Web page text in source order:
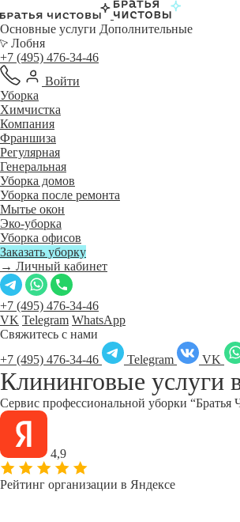
Основные услуги Дополнительные
Лобня
+7 (495) 476-34-46
Войти
Уборка
Химчистка
Компания
Франшиза
Регулярная
Генеральная
Уборка домов
Уборка после ремонта
Мытье окон
Эко-уборка
Уборка офисов
Заказать уборку
→ Личный кабинет
+7 (495) 476-34-46
VK Telegram WhatsApp
Свяжитесь с нами
+7 (495) 476-34-46
Telegram VK
Клининговые услуги
Сервис профессиональной уборки “Братья
4,9
Рейтинг организации в Яндексе